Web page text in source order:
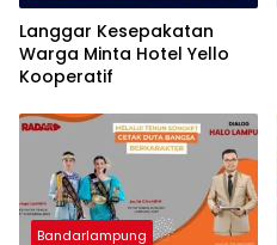
Langgar Kesepakatan
Warga Minta Hotel Yello
Kooperatif
Bandarlampung